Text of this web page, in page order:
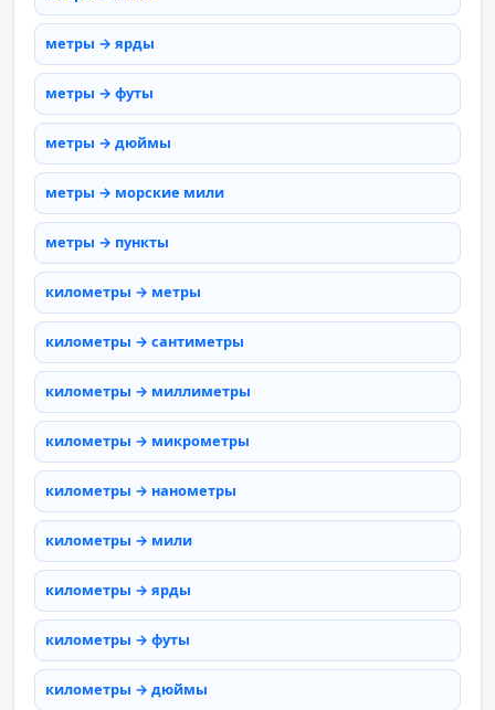
метры → ярды
метры → футы
метры → дюймы
метры → морские мили
метры → пункты
километры → метры
километры → сантиметры
километры → миллиметры
километры → микрометры
километры → нанометры
километры → мили
километры → ярды
километры → футы
километры → дюймы